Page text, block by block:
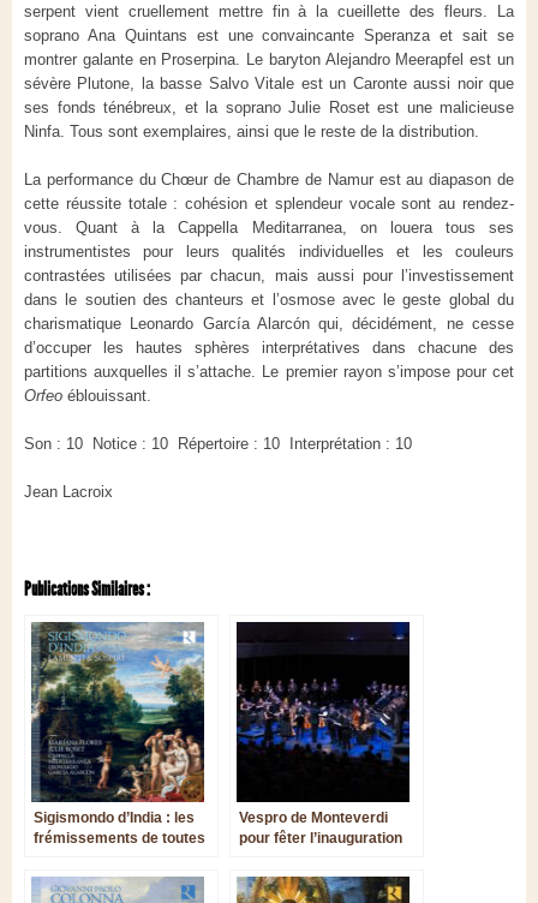
serpent vient cruellement mettre fin à la cueillette des fleurs. La
soprano Ana Quintans est une convaincante Speranza et sait se
montrer galante en Proserpina. Le baryton Alejandro Meerapfel est un
sévère Plutone, la basse Salvo Vitale est un Caronte aussi noir que
ses fonds ténébreux, et la soprano Julie Roset est une malicieuse
Ninfa. Tous sont exemplaires, ainsi que le reste de la distribution.
La performance du Chœur de Chambre de Namur est au diapason de
cette réussite totale : cohésion et splendeur vocale sont au rendez-
vous. Quant à la Cappella Meditarranea, on louera tous ses
instrumentistes pour leurs qualités individuelles et les couleurs
contrastées utilisées par chacun, mais aussi pour l’investissement
dans le soutien des chanteurs et l’osmose avec le geste global du
charismatique Leonardo García Alarcón qui, décidément, ne cesse
d’occuper les hautes sphères interprétatives dans chacune des
partitions auxquelles il s’attache. Le premier rayon s’impose pour cet
Orfeo éblouissant.
Son : 10 Notice : 10 Répertoire : 10 Interprétation : 10
Jean Lacroix
Publications Similaires :
Sigismondo d’India : les
frémissements de toutes
Vespro de Monteverdi
pour fêter l’inauguration
Concert Hall